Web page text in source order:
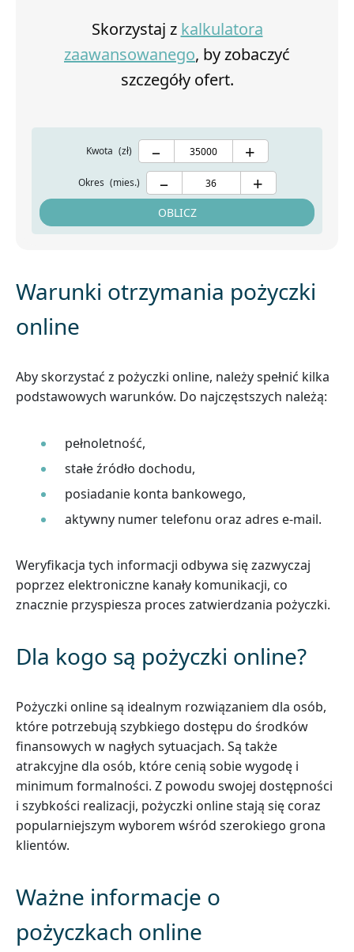
Skorzystaj z kalkulatora
zaawansowanego, by zobaczyć
szczegóły ofert.
Kwota (zł) – +
Okres (mies.) – +
OBLICZ
Warunki otrzymania pożyczki
online
Aby skorzystać z pożyczki online, należy spełnić kilka
podstawowych warunków. Do najczęstszych należą:
pełnoletność,
stałe źródło dochodu,
posiadanie konta bankowego,
aktywny numer telefonu oraz adres e-mail.
Weryfikacja tych informacji odbywa się zazwyczaj
poprzez elektroniczne kanały komunikacji, co
znacznie przyspiesza proces zatwierdzania pożyczki.
Dla kogo są pożyczki online?
Pożyczki online są idealnym rozwiązaniem dla osób,
które potrzebują szybkiego dostępu do środków
finansowych w nagłych sytuacjach. Są także
atrakcyjne dla osób, które cenią sobie wygodę i
minimum formalności. Z powodu swojej dostępności
i szybkości realizacji, pożyczki online stają się coraz
popularniejszym wyborem wśród szerokiego grona
klientów.
Ważne informacje o
pożyczkach online